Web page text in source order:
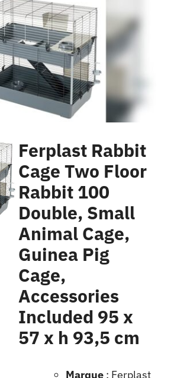
Ferplast Rabbit
Cage Two Floor
Rabbit 100
Double, Small
Animal Cage,
Guinea Pig
Cage,
Accessories
Included 95 x
57 x h 93,5 cm
Marque : Ferplast